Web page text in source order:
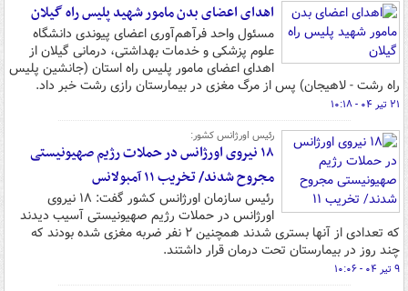
اهدای اعضای بدن مامور شهید پلیس راه گیلان
مسئول واحد فرآهم‌آوری اعضای پیوندی دانشگاه
علوم پزشکی و خدمات بهداشتی، درمانی گیلان از
اهدای اعضای مامور پلیس راه استان (جانشین پلیس
راه رشت - لاهیجان) پس از مرگ مغزی در بیمارستان رازی رشت خبر داد.
۲۱ تیر ۰۴ - ۱۰:۱۸
رئیس اورژانس کشور:
۱۸ نیروی اورژانس در حملات رژیم صهیونیستی
مجروح شدند/ تخریب ۱۱ آمبولانس
رئیس سازمان اورژانس کشور گفت: ۱۸ نیروی
اورژانس در حملات رژیم صهیونیستی آسیب دیدند
که تعدادی از آنها بستری شدند همچنین ۲ نفر ضربه مغزی شده بودند که
چند روز در بیمارستان تحت درمان قرار داشتند.
۹ تیر ۰۴ - ۱۰:۰۶